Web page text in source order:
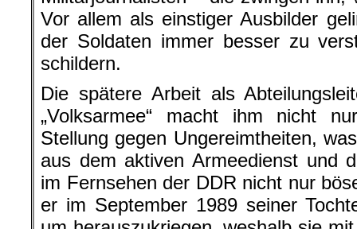
Vor allem als einstiger Ausbilder
der Soldaten immer besser zu
schildern.
Die spätere Arbeit als
„Volksarmee“ macht ihm nicht
Stellung gegen Ungereimtheiten,
aus dem aktiven Armeedienst und
im Fernsehen der DDR nicht nur
er im September 1989 seiner